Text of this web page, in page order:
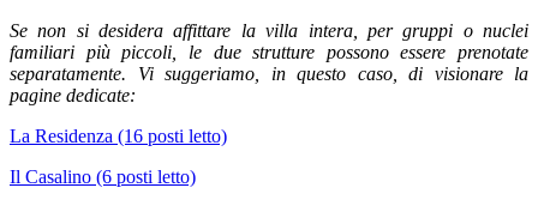
Se non si desidera affittare la villa intera, per gruppi o nuclei
familiari più piccoli, le due strutture possono essere prenotate
separatamente. Vi suggeriamo, in questo caso, di visionare la
pagine dedicate:
La Residenza (16 posti letto)
Il Casalino (6 posti letto)